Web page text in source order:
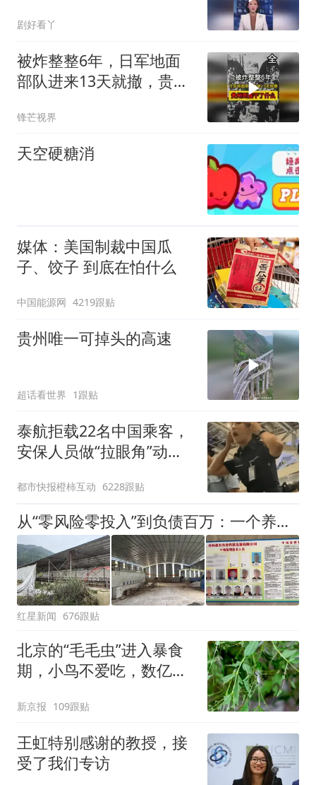
漫！
剧好看丫
被炸整整6年，日军地面
部队进来13天就撤，贵州
锋芒视界
天空硬糖消
媒体：美国制裁中国瓜
子、饺子 到底在怕什么
中国能源网 4219跟贴
贵州唯一可掉头的高速
超话看世界 1跟贴
泰航拒载22名中国乘客，
安保人员做“拉眼角”动
拒绝登机决定由航司作
出；亲历者：曾承诺免费
改签但没兑现
都市快报橙柿互动 6228跟贴
从“零风险零投入”到负债百万：一个养牛项目崩盘后，谁该为农户的贷款买单丨红星调查
红星新闻 676跟贴
北京的“毛毛虫”进入暴食
期，小鸟不爱吃，数亿头
新京报 109跟贴
王虹特别感谢的教授，接
受了我们专访